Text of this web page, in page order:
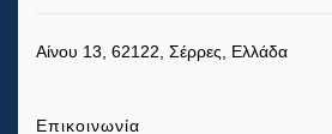
Αίνου 13, 62122, Σέρρες, Ελλάδα
Επικοινωνία